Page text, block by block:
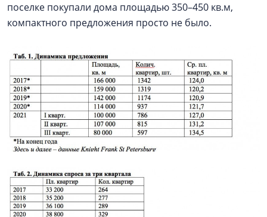
поселке покупали дома площадью 350–450 кв.м,
компактного предложения просто не было.